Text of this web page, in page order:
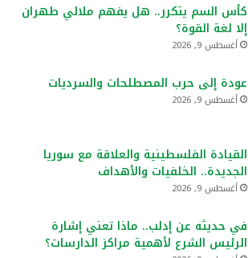
كأس السم يتكرر.. هل يفهم ملالي طهران
إلا لغة القوة؟
أغسطس 9, 2026
عودة إلى حرب المصطلحات والسرديات
أغسطس 9, 2026
القيادة الفلسطينية والعلاقة مع سوريا
الجديدة.. الخلفيات والأهداف
أغسطس 9, 2026
في حديثه عن إدلب.. ماذا تعني إشارة
الرئيس الشرع لأهمية مراكز الدارسات؟